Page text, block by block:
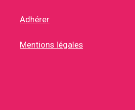
Adhérer
Mentions légales